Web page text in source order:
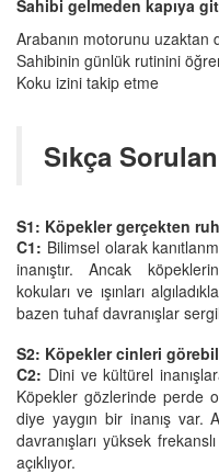
Sahibi gelmeden kapıya
Arabanın motorunu uzaktan
Sahibinin günlük rutinini
Koku izini takip etme
Sıkça
S1: Köpekler gerçekten
C1: Bilimsel olarak
inanıştır. Ancak
kokuları ve ışınları
bazen tuhaf davranışlar
S2: Köpekler cinleri
C2: Dini ve kültürel
Köpekler gözlerinde perde
diye yaygın bir inanış var.
davranışları yüksek
açıklıyor.